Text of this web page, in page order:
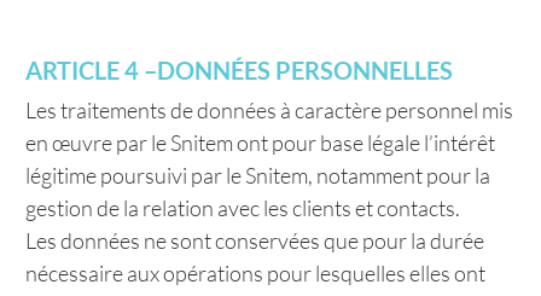
ARTICLE 4 –DONNÉES PERSONNELLES
Les traitements de données à caractère personnel mis
en œuvre par le Snitem ont pour base légale l’intérêt
légitime poursuivi par le Snitem, notamment pour la
gestion de la relation avec les clients et contacts.
Les données ne sont conservées que pour la durée
nécessaire aux opérations pour lesquelles elles ont